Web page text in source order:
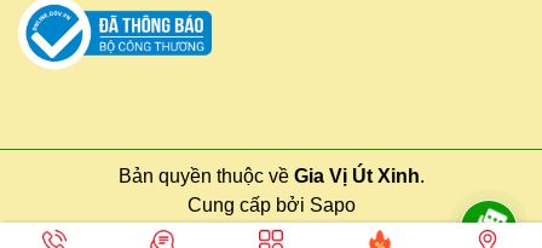
Bản quyền thuộc về Gia Vị Út Xinh.
Cung cấp bởi Sapo